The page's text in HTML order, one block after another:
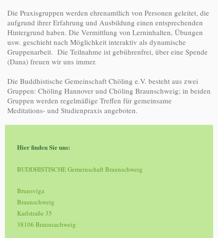
Die Praxisgruppen werden ehrenamtlich von Personen geleitet, die
aufgrund ihrer Erfahrung und Ausbildung einen entsprechenden
Hintergrund haben. Die Vermittlung von Lerninhalten, Übungen
usw. geschieht nach Möglichkeit interaktiv als dynamische
Gruppenarbeit. Die Teilnahme ist gebührenfrei, über eine Spende
(Dana) freuen wir uns immer.
Die Buddhistische Gemeinschaft Chöling e.V. besteht aus zwei
Gruppen: Chöling Hannover und Chöling Braunschweig; in beiden
Gruppen werden regelmäßige Treffen für gemeinsame
Meditations- und Studienpraxis angeboten.
Hier finden Sie uns:
BUDDHISTISCHE Gemeinschaft Braunschweig
Brunsviga
Braunschweig
Karlstraße 35
38106 Braunsachweig